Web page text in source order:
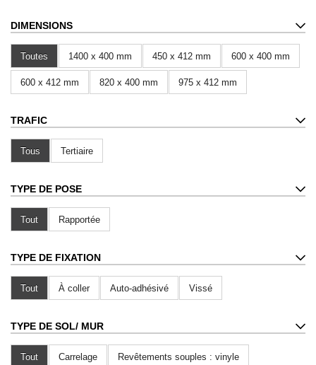
DIMENSIONS
Toutes 1400 x 400 mm 450 x 412 mm 600 x 400 mm
600 x 412 mm 820 x 400 mm 975 x 412 mm
TRAFIC
Tous Tertiaire
TYPE DE POSE
Tout Rapportée
TYPE DE FIXATION
Tout À coller Auto-adhésivé Vissé
TYPE DE SOL/ MUR
Tout Carrelage Revêtements souples : vinyle